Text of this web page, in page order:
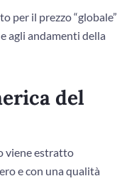
per il prezzo “globale”
agli andamenti della
del
viene estratto
e con una qualità